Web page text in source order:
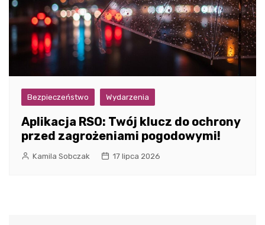
Bezpieczeństwo Wydarzenia
Aplikacja RSO: Twój klucz do ochrony
przed zagrożeniami pogodowymi!
Kamila Sobczak 17 lipca 2026